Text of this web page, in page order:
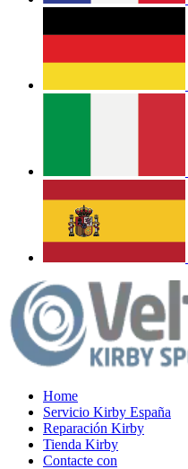
Home
Servicio Kirby España
Reparación Kirby
Tienda Kirby
Contacte con